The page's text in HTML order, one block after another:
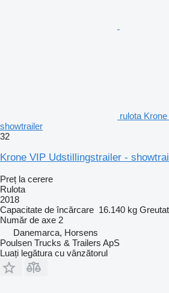
rulota
showtrailer
32
Krone VIP Udstillingstrailer -
Preț la cerere
Rulota
2018
Capacitate de încărcare 16.140 kg
Număr de axe 2
Danemarca, Horsens
Poulsen Trucks & Trailers ApS
Luați legătura cu vânzătorul